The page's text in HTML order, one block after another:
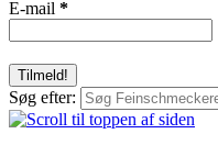
E-mail *
Søg efter: